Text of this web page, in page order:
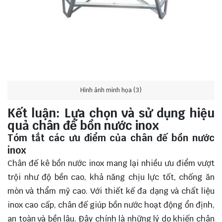
Hình ảnh minh họa (3)
Kết luận: Lựa chọn và sử dụng hiệu
quả chân đế bồn nước inox
Tóm tắt các ưu điểm của chân đế bồn nước
inox
Chân đế kê bồn nước inox mang lại nhiều ưu điểm vượt
trội như độ bền cao, khả năng chịu lực tốt, chống ăn
mòn và thẩm mỹ cao. Với thiết kế đa dạng và chất liệu
inox cao cấp, chân đế giúp bồn nước hoạt động ổn định,
an toàn và bền lâu. Đây chính là những lý do khiến chân